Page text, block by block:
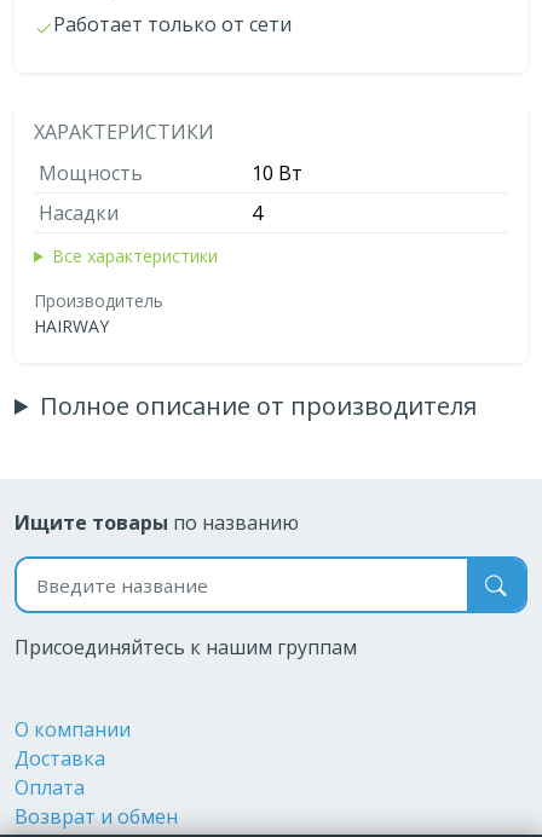
Работает только от сети
ХАРАКТЕРИСТИКИ
Мощность
10 Bт
Насадки
4
Все характеристики
Производитель
HAIRWAY
Полное описание от производителя
Ищите товары по названию
Поиск по названию
Присоединяйтесь к нашим группам
О компании
Доставка
Оплата
Возврат и обмен